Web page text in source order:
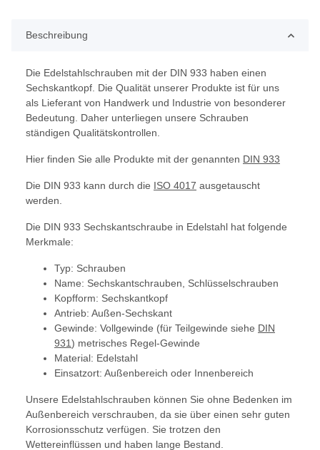
Beschreibung
Die Edelstahlschrauben mit der DIN 933 haben einen
Sechskantkopf. Die Qualität unserer Produkte ist für uns
als Lieferant von Handwerk und Industrie von besonderer
Bedeutung. Daher unterliegen unsere Schrauben
ständigen Qualitätskontrollen.
Hier finden Sie alle Produkte mit der genannten DIN 933
Die DIN 933 kann durch die ISO 4017 ausgetauscht
werden.
Die DIN 933 Sechskantschraube in Edelstahl hat folgende
Merkmale:
Typ: Schrauben
Name: Sechskantschrauben, Schlüsselschrauben
Kopfform: Sechskantkopf
Antrieb: Außen-Sechskant
Gewinde: Vollgewinde (für Teilgewinde siehe DIN
931) metrisches Regel-Gewinde
Material: Edelstahl
Einsatzort: Außenbereich oder Innenbereich
Unsere Edelstahlschrauben können Sie ohne Bedenken im
Außenbereich verschrauben, da sie über einen sehr guten
Korrosionsschutz verfügen. Sie trotzen den
Wettereinflüssen und haben lange Bestand.